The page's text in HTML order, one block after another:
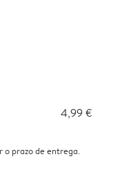
4,99 €
o prazo de entrega.